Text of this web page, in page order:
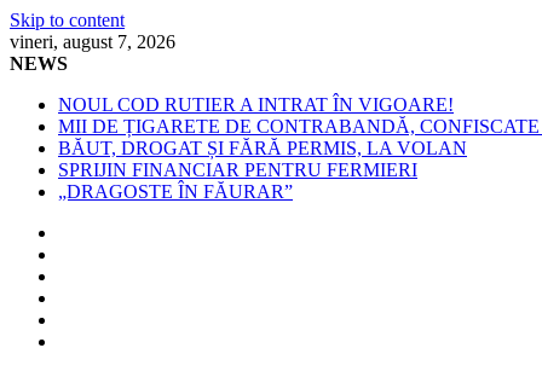
Skip to content
vineri, august 7, 2026
NEWS
NOUL COD RUTIER A INTRAT ÎN VIGOARE!
MII DE ȚIGARETE DE CONTRABANDĂ,
BĂUT, DROGAT ȘI FĂRĂ PERMIS, LA VOLAN
SPRIJIN FINANCIAR PENTRU FERMIERI
„DRAGOSTE ÎN FĂURAR”